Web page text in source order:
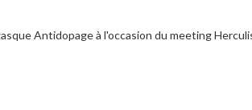
Antidopage à l'occasion du meeting